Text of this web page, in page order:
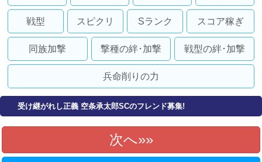
戦型 スピクリ Sランク スコア稼ぎ
同族加撃 撃種の絆･加撃 戦型の絆･加撃
兵命削りの力
受け継がれし正義 空条承太郎SCのフレンド募集!
次へ»